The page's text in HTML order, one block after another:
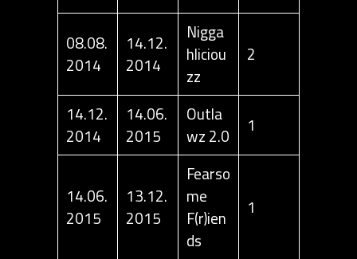
08.08.
2014
14.12.
2014
Nigga
hliciou
zz
2
14.12.
2014
14.06.
2015
Outla
wz 2.0 1
14.06.
2015
13.12.
2015
Fearso
me
F(r)ien
ds
1